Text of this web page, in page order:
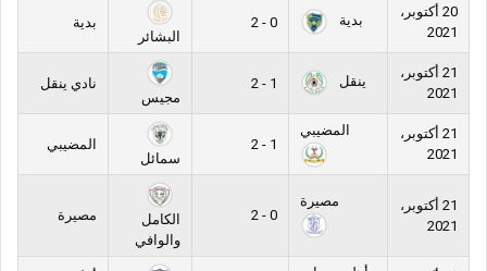
20 أكتوبر،
2021
بدية
0 - 2
البشائر
بدية
21 أكتوبر،
2021
ينقل
1 - 2
مجيس
نادي ينقل
21 أكتوبر،
2021
المضيبي
1 - 2
سمائل
المضيبي
21 أكتوبر،
2021
مصيرة
0 - 2
الكامل
والوافي
مصيرة